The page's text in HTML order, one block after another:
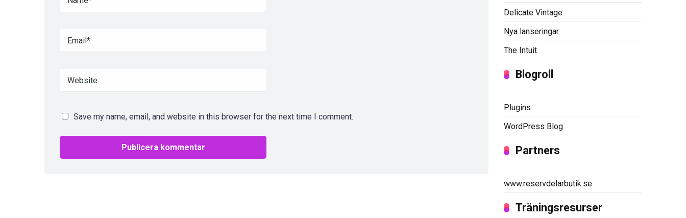
Save my name, email, and website in this browser for the next time I comment.
Delicate Vintage
Nya lanseringar
The Intuit
Blogroll
Plugins
WordPress Blog
Partners
www.reservdelarbutik.se
Träningsresurser